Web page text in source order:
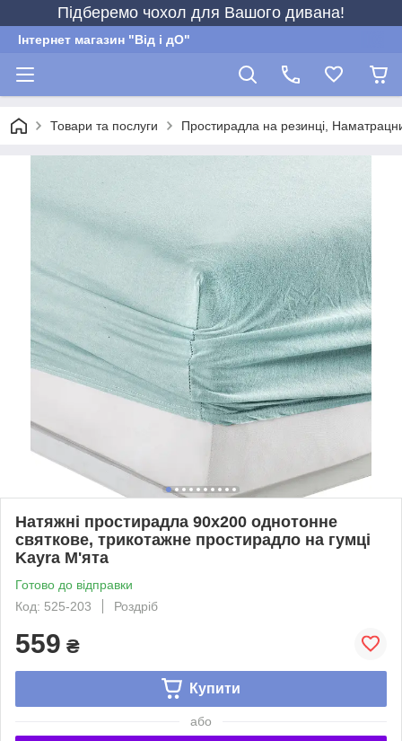
Підберемо чохол для Вашого дивана!
Інтернет магазин "Від і дО"
Товари та послуги Простирадла на резинці,
Натяжні простирадла 90х200 однотонне
святкове, трикотажне простирадло на гумці
Kayra М'ята
Готово до відправки
Код: 525-203
Роздріб
559 ₴
Купити
або